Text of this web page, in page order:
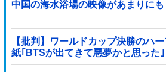
中国の海水浴場の映像があまりにも
【批判】ワールドカップ決勝のハ
紙｢BTSが出てきて悪夢かと思った｣